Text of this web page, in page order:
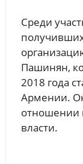
Среди
Пашинян,
2018 года
Армении.
отношении
власти.